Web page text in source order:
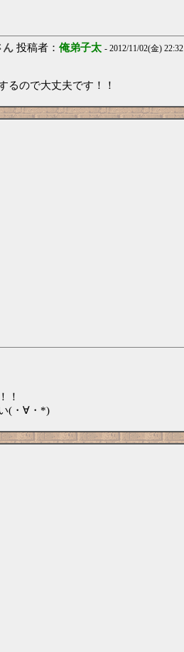
ん投稿者： 俺弟子太 - 2012/11/02(金) 22:32
るので大丈夫です！！
！
(・∀・*)